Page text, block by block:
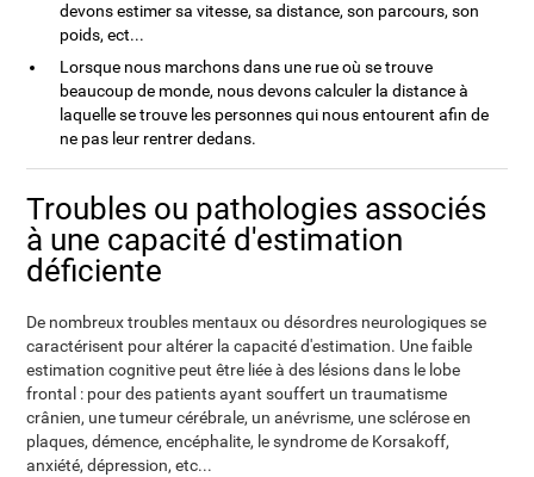
devons estimer sa vitesse, sa distance, son parcours, son
poids, ect...
Lorsque nous marchons dans une rue où se trouve
beaucoup de monde, nous devons calculer la distance à
laquelle se trouve les personnes qui nous entourent afin de
ne pas leur rentrer dedans.
Troubles ou pathologies associés
à une capacité d'estimation
déficiente
De nombreux troubles mentaux ou désordres neurologiques se
caractérisent pour altérer la capacité d'estimation. Une faible
estimation cognitive peut être liée à des lésions dans le lobe
frontal : pour des patients ayant souffert un traumatisme
crânien, une tumeur cérébrale, un anévrisme, une sclérose en
plaques, démence, encéphalite, le syndrome de Korsakoff,
anxiété, dépression, etc...